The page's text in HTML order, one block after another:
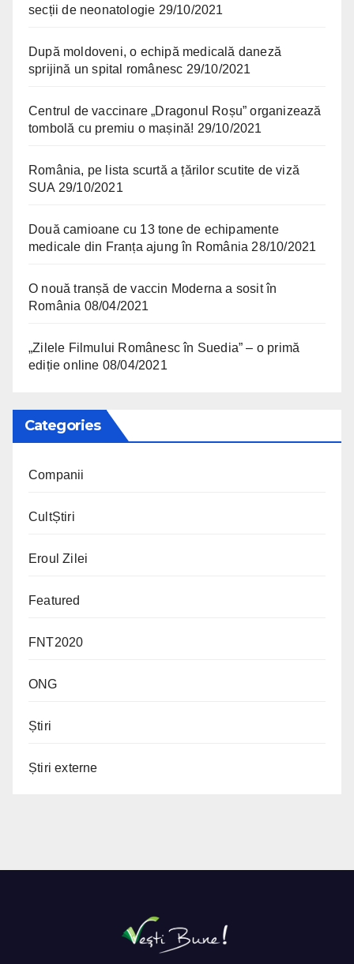
secții de neonatologie 29/10/2021
După moldoveni, o echipă medicală daneză
sprijină un spital românesc 29/10/2021
Centrul de vaccinare „Dragonul Roșu” organizează
tombolă cu premiu o mașină! 29/10/2021
România, pe lista scurtă a țărilor scutite de viză
SUA 29/10/2021
Două camioane cu 13 tone de echipamente
medicale din Franța ajung în România 28/10/2021
O nouă tranșă de vaccin Moderna a sosit în
România 08/04/2021
„Zilele Filmului Românesc în Suedia” – o primă
ediție online 08/04/2021
Categories
Companii
CultȘtiri
Eroul Zilei
Featured
FNT2020
ONG
Știri
Știri externe